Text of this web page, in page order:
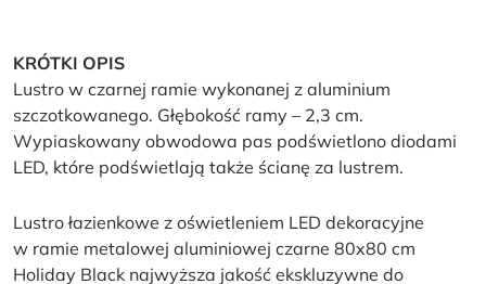
KRÓTKI OPIS
Lustro w czarnej ramie wykonanej z aluminium
szczotkowanego. Głębokość ramy – 2,3 cm.
Wypiaskowany obwodowa pas podświetlono diodami
LED, które podświetlają także ścianę za lustrem.
Lustro łazienkowe z oświetleniem LED dekoracyjne
w ramie metalowej aluminiowej czarne 80x80 cm
Holiday Black najwyższa jakość ekskluzywne do